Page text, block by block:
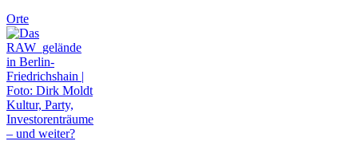
Orte
Kultur, Party,
Investorenträume
– und weiter?